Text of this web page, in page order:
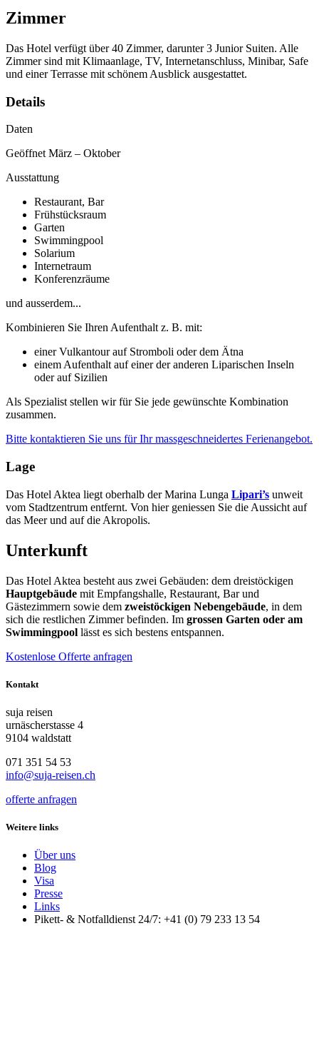
Zimmer
Das Hotel verfügt über 40 Zimmer, darunter 3 Junior Suiten. Alle
Zimmer sind mit Klimaanlage, TV, Internetanschluss, Minibar, Safe
und einer Terrasse mit schönem Ausblick ausgestattet.
Details
Daten
Geöffnet März – Oktober
Ausstattung
Restaurant, Bar
Frühstücksraum
Garten
Swimmingpool
Solarium
Internetraum
Konferenzräume
und ausserdem...
Kombinieren Sie Ihren Aufenthalt z. B. mit:
einer Vulkantour auf Stromboli oder dem Ätna
einem Aufenthalt auf einer der anderen Liparischen Inseln
oder auf Sizilien
Als Spezialist stellen wir für Sie jede gewünschte Kombination
zusammen.
Bitte kontaktieren Sie uns für Ihr massgeschneidertes Ferienangebot.
Lage
Das Hotel Aktea liegt oberhalb der Marina Lunga Lipari’s unweit
vom Stadtzentrum entfernt. Von hier geniessen Sie die Aussicht auf
das Meer und auf die Akropolis.
Unterkunft
Das Hotel Aktea besteht aus zwei Gebäuden: dem dreistöckigen
Hauptgebäude mit Empfangshalle, Restaurant, Bar und
Gästezimmern sowie dem zweistöckigen Nebengebäude, in dem
sich die restlichen Zimmer befinden. Im grossen Garten oder am
Swimmingpool lässt es sich bestens entspannen.
Kostenlose Offerte anfragen
Kontakt
suja reisen
urnäscherstasse 4
9104 waldstatt
071 351 54 53
info@suja-reisen.ch
offerte anfragen
Weitere links
Über uns
Blog
Visa
Presse
Links
Pikett- & Notfalldienst 24/7: +41 (0) 79 233 13 54